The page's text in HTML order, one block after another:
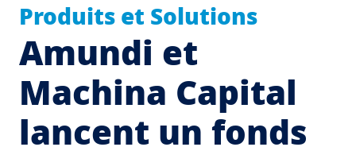
Produits et Solutions
Amundi et
Machina Capital
lancent un fonds